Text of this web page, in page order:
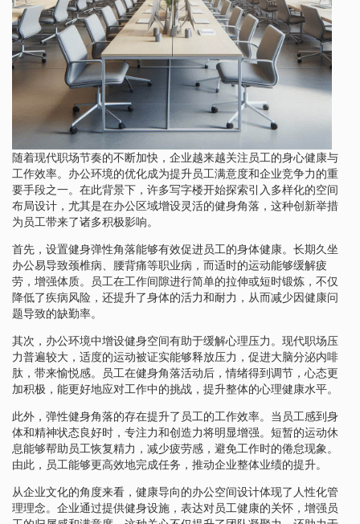
随着现代职场节奏的不断加快，企业越来越关注员工的身心健康与
工作效率。办公环境的优化成为提升员工满意度和企业竞争力的重
要手段之一。在此背景下，许多写字楼开始探索引入多样化的空间
布局设计，尤其是在办公区域增设灵活的健身角落，这种创新举措
为员工带来了诸多积极影响。
首先，设置健身弹性角落能够有效促进员工的身体健康。长期久坐
办公易导致颈椎病、腰背痛等职业病，而适时的运动能够缓解疲
劳，增强体质。员工在工作间隙进行简单的拉伸或短时锻炼，不仅
降低了疾病风险，还提升了身体的活力和耐力，从而减少因健康问
题导致的缺勤率。
其次，办公环境中增设健身空间有助于缓解心理压力。现代职场压
力普遍较大，适度的运动被证实能够释放压力，促进大脑分泌内啡
肽，带来愉悦感。员工在健身角落活动后，情绪得到调节，心态更
加积极，能更好地应对工作中的挑战，提升整体的心理健康水平。
此外，弹性健身角落的存在提升了员工的工作效率。当员工感到身
体和精神状态良好时，专注力和创造力将明显增强。短暂的运动休
息能够帮助员工恢复精力，减少疲劳感，避免工作时的倦怠现象。
由此，员工能够更高效地完成任务，推动企业整体业绩的提升。
从企业文化的角度来看，健康导向的办公空间设计体现了人性化管
理理念。企业通过提供健身设施，表达对员工健康的关怀，增强员